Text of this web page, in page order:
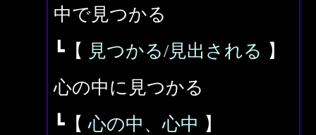
中で見つかる
┗【 見つかる/見出される 】
心の中に見つかる
┗【心の中、心中 】